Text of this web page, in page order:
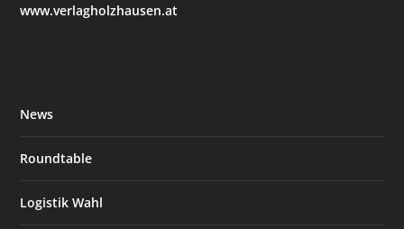
www.verlagholzhausen.at
News
Roundtable
Logistik Wahl